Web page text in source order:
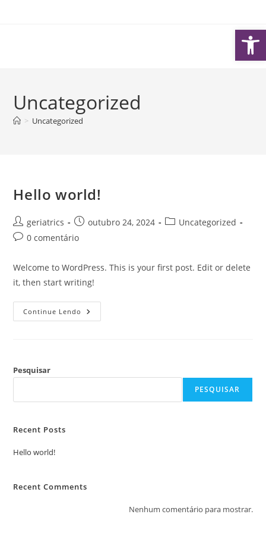
Uncategorized
> Uncategorized
Hello world!
Autor
do
geriatrics
Post
publicado:
outubro 24, 2024
Categoria
Uncategorized
Comentários
post:
0 comentário
Welcome to WordPress. This is your first post. Edit or delete
it, then start writing!
Continue Lendo Hello
World!
Pesquisar
PESQUISAR
Recent Posts
Hello world!
Recent Comments
Nenhum comentário para mostrar.